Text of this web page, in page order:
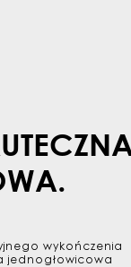
wykończenia
jednogłowicowa